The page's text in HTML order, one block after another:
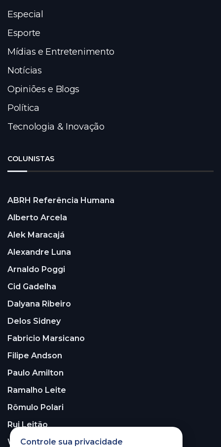
Especial
Esporte
Mídias e Entretenimento
Notícias
Opiniões e Blogs
Política
Tecnologia & Inovação
COLUNISTAS
ABRH Referência Humana
Alberto Arcela
Alek Maracajá
Alexandre Luna
Arnaldo Poggi
Cid Gadelha
Dalyana Ribeiro
Delos Sidney
Fabricio Marsicano
Filipe Andson
Paulo Amilton
Ramalho Leite
Rômulo Polari
Rui Leitão
Walter Santos
Controle sua privacidade